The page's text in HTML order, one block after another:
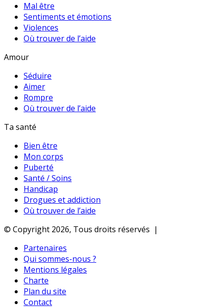
Mal être
Sentiments et émotions
Violences
Où trouver de l’aide
Amour
Séduire
Aimer
Rompre
Où trouver de l’aide
Ta santé
Bien être
Mon corps
Puberté
Santé / Soins
Handicap
Drogues et addiction
Où trouver de l’aide
© Copyright 2026, Tous droits réservés |
Partenaires
Qui sommes-nous ?
Mentions légales
Charte
Plan du site
Contact